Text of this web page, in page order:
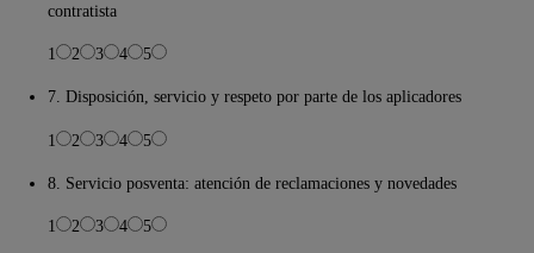
contratista
1 2 3 4 5
7. Disposición, servicio y respeto por parte de los aplicadores
1 2 3 4 5
8. Servicio posventa: atención de reclamaciones y novedades
1 2 3 4 5